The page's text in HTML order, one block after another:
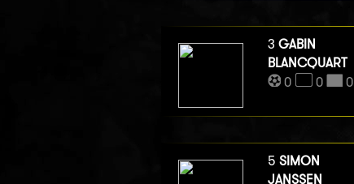
3 GABIN
BLANCQUART
0
0 0
5 SIMON
JANSSEN